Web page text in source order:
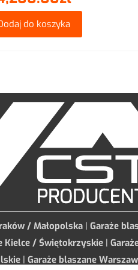
17 − pięć =
do koszyka
/ Małopolska | Garaże
Kielce / Świętokrzyskie|
| Garaże blaszane